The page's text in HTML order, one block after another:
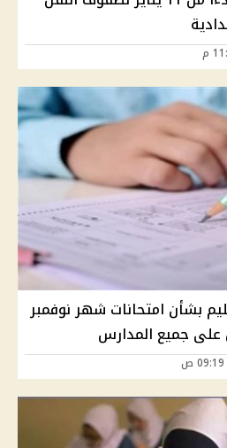
بشأن امتحانات شهر نوفمبر